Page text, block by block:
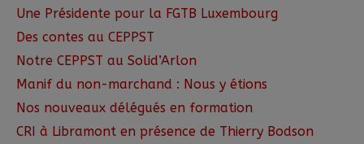
Une Présidente pour la FGTB Luxembourg
Des contes au CEPPST
Notre CEPPST au Solid’Arlon
Manif du non-marchand : Nous y étions
Nos nouveaux délégués en formation
CRI à Libramont en présence de Thierry Bodson